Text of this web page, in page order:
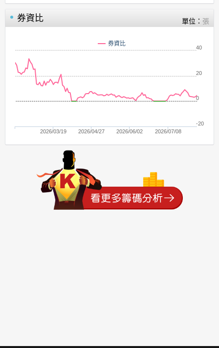
券資比 單位： 張
券資比
2026/03/19 2026/04/27 2026/06/02 2026/07/08
0
20
40
-20